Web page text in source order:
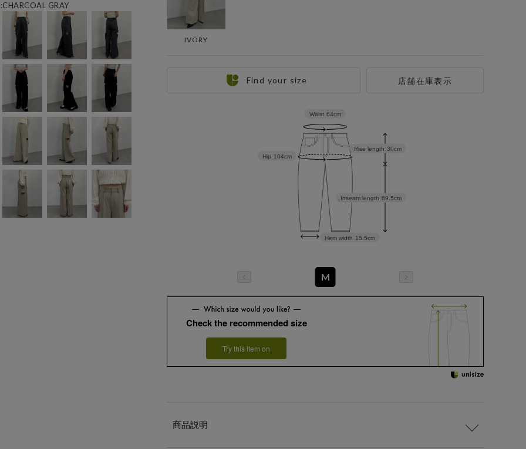
GRAY
IVORY
店舗在庫表示
Find your size
Inseam length 69.5cm
Rise length 30cm
Hem width 15.5cm
Hip 104cm
Waist 64cm
M
Check the recommended size
Try this item on
商品説明